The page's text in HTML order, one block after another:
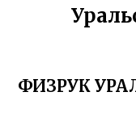
ФИЗРУК